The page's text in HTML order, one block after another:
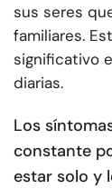
sus seres
familiares.
significativo
diarias.
Los
constante
estar solo y